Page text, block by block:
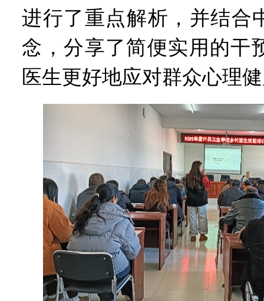
进行了重点解析，并结合
念，分享了简便实用的干
医生更好地应对群众心理